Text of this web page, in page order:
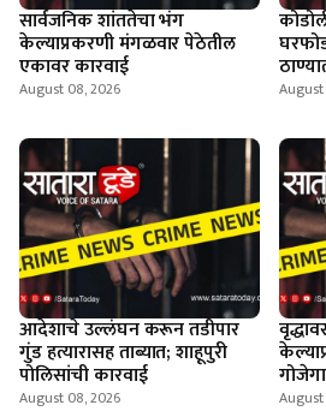
सार्वजनिक शांततेचा भंग
केल्याप्रकरणी मंगळवार पेठेतील
एकावर कारवाई
August 08, 2026
आदेशाचे उल्लंघन करून तडीपार
गुंड हत्यारासह ताब्यात; शाहूपुरी
पोलिसांची कारवाई
August 08, 2026